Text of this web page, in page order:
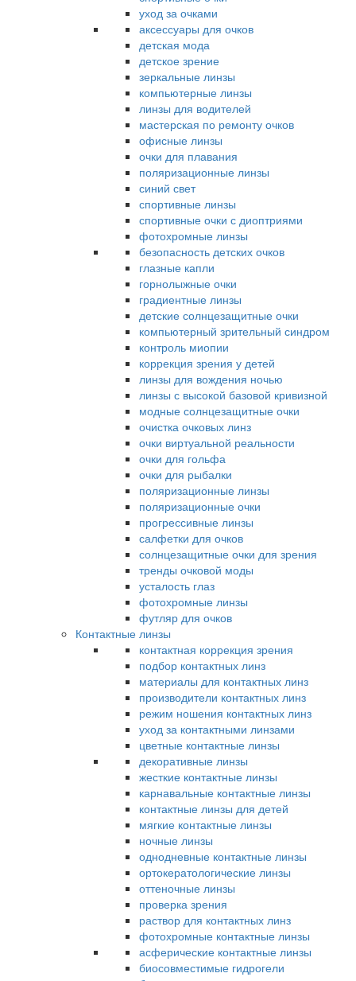
уход за очками
аксессуары для очков
детская мода
детское зрение
зеркальные линзы
компьютерные линзы
линзы для водителей
мастерская по ремонту очков
офисные линзы
очки для плавания
поляризационные линзы
синий свет
спортивные линзы
спортивные очки с диоптриями
фотохромные линзы
безопасность детских очков
глазные капли
горнолыжные очки
градиентные линзы
детские солнцезащитные очки
компьютерный зрительный синдром
контроль миопии
коррекция зрения у детей
линзы для вождения ночью
линзы с высокой базовой кривизной
модные солнцезащитные очки
очистка очковых линз
очки виртуальной реальности
очки для гольфа
очки для рыбалки
поляризационные линзы
поляризационные очки
прогрессивные линзы
салфетки для очков
солнцезащитные очки для зрения
тренды очковой моды
усталость глаз
фотохромные линзы
футляр для очков
Контактные линзы
контактная коррекция зрения
подбор контактных линз
материалы для контактных линз
производители контактных линз
режим ношения контактных линз
уход за контактными линзами
цветные контактные линзы
декоративные линзы
жесткие контактные линзы
карнавальные контактные линзы
контактные линзы для детей
мягкие контактные линзы
ночные линзы
однодневные контактные линзы
ортокератологические линзы
оттеночные линзы
проверка зрения
раствор для контактных линз
фотохромные контактные линзы
асферические контактные линзы
биосовместимые гидрогели